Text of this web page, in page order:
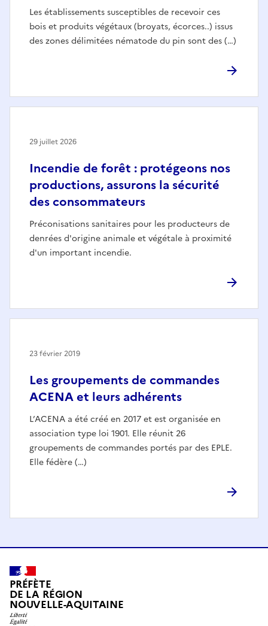
Les établissements susceptibles de recevoir ces
bois et produits végétaux (broyats, écorces..) issus
des zones délimitées nématode du pin sont des (…)
Incendie de forêt : protégeons nos
productions, assurons la sécurité
des consommateurs
Préconisations sanitaires pour les producteurs de
denrées d'origine animale et végétale à proximité
d'un important incendie.
29 juillet 2026
Les groupements de commandes
ACENA et leurs adhérents
L’ACENA a été créé en 2017 et est organisée en
association type loi 1901. Elle réunit 26
groupements de commandes portés par des EPLE.
Elle fédère (…)
23 février 2019
PRÉFÈTE
DE LA RÉGION
NOUVELLE-AQUITAINE